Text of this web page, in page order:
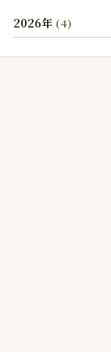
2026年 (4)